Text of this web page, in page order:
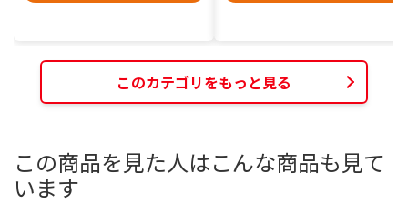
このカテゴリをもっと見る
この商品を見た人はこんな商品も見て
います